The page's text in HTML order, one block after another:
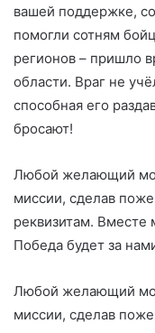
вашей поддержке,
помогли сотням
регионов – пришло
области. Враг не
способная его
бросают!
Любой желающий
миссии, сделав
реквизитам. Вместе
Победа будет за
Любой желающий
миссии, сделав